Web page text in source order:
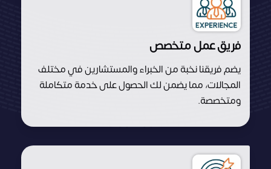
فريق عمل متخصص
يضم فريقنا نخبة من الخبراء والمستشارين في مختلف
المجالات، مما يضمن لك الحصول على خدمة متكاملة
ومتخصصة.